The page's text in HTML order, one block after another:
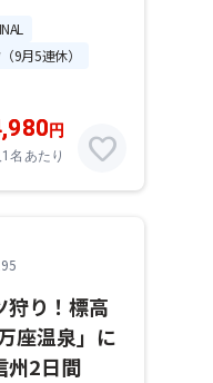
9月5連休）
円
名あたり favorite
狩り！標高
座温泉」に
州2日間